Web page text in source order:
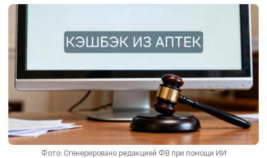
Фото: Сгенерировано редакцией ФВ при помощи ИИ